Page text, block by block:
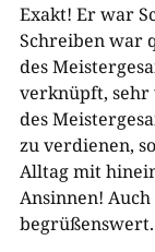
Exakt! Er war
Schreiben war
des
verknüpft, sehr
des
zu verdienen,
Alltag mit
Ansinnen!
begrüßenswert.